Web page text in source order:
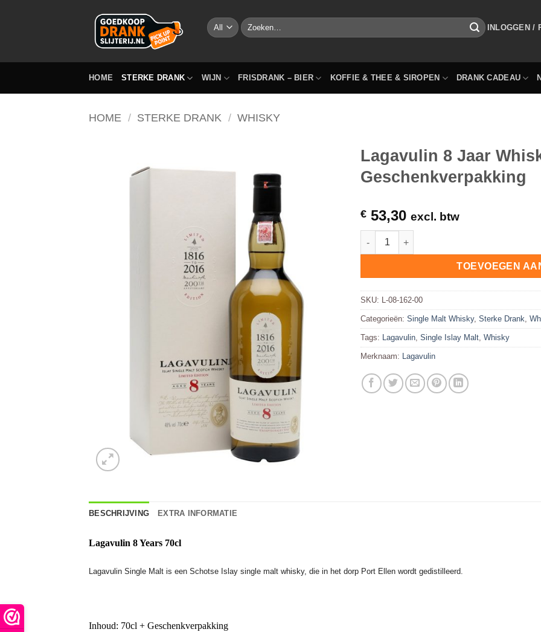
Zoeken
naar:
INLOGGEN /
HOME STERKE DRANK WIJN FRISDRANK – BIER KOFFIE & THEE & SIROPEN DRANK CADEAU
HOME / STERKE DRANK / WHISKY
Lagavulin 8 Jaar
Geschenkverpakking
€ 53,30 excl. btw
Lagavulin 8 Jaar Whisky 70cl met
TOEVOEGEN
SKU: L-08-162-00
Categorieën: Single Malt Whisky, Sterke Drank
Tags: Lagavulin Single Islay Malt Whisky
Merknaam: Lagavulin
BESCHRIJVING EXTRA INFORMATIE
Lagavulin 8 Years 70cl
Lagavulin Single Malt is een Schotse Islay single malt whisky, die in het dorp Port Ellen wordt gedistilleerd.
Inhoud: 70cl + Geschenkverpakking